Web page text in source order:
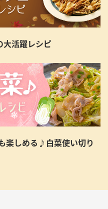
活躍レシピ
楽しめる♪白菜使い切り